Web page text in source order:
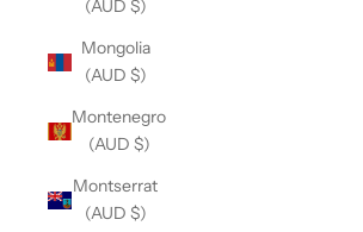
(AUD $)
Mongolia
(AUD $)
Montenegro
(AUD $)
Montserrat
(AUD $)